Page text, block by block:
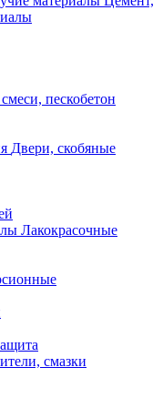
пескобетон
Двери, скобяные
Лакокрасочные
смазки